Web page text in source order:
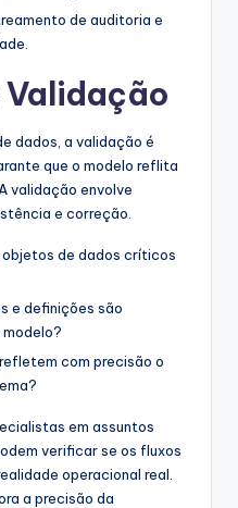
de auditoria e
Validação
dados, a validação é
que o modelo reflita
validação envolve
e correção.
objetos de dados críticos
e definições são
com precisão o
em assuntos
verificar se os fluxos
operacional real.
a precisão da